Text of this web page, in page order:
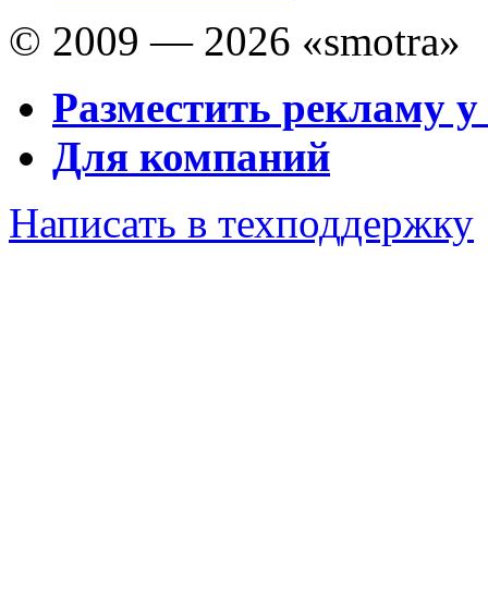
© 2009 — 2026 «smotra»
Разместить рекламу у
Для компаний
Написать в техподдержку